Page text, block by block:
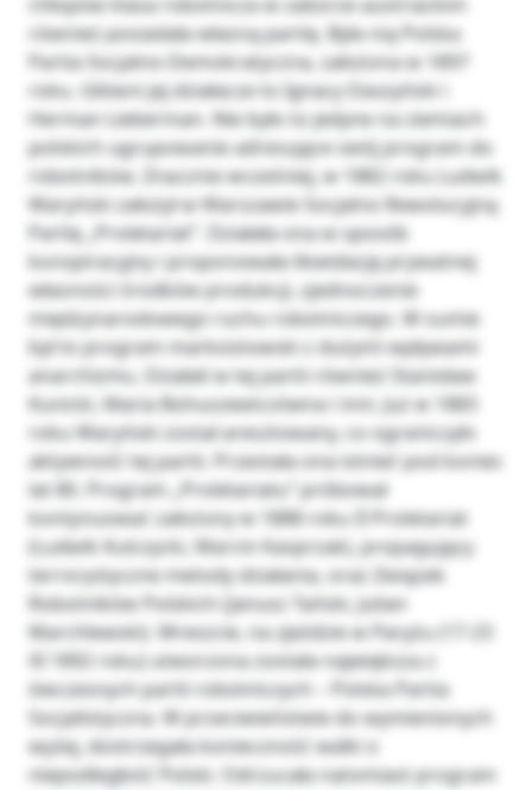
również posiadała własną partię. Była nią Polska
Partia Socjalno-Demokratyczna, założona w 1897
roku. Główni jej działacze to Ignacy Daszyński i
Herman Lieberman. Nie było to jedyne na ziemiach
polskich ugrupowanie adresujące swój program do
robotników. Znacznie wcześniej, w 1882 roku Ludwik
Waryński założył w Warszawie Socjalno Rewolucyjną
Partię „Proletariat”. Działała ona w sposób
konspiracyjny i proponowała likwidację prywatnej
własności środków produkcji, zjednoczenie
międzynarodowego ruchu robotniczego. W sumie
był to program marksistowski z dużymi wpływami
anarchizmu. Działali w tej partii również Stanisław
Kunicki, Maria Bohuszewiczówna i inni. Już w 1883
roku Waryński został aresztowany, co ograniczyło
aktywność tej partii. Przestała ona istnieć pod koniec
lat 80. Program „Proletariatu” próbował
kontynuować założony w 1888 roku II Proletariat
(Ludwik Kulczycki, Marcin Kasprzak), propagujący
terrorystyczne metody działania, oraz Związek
Robotników Polskich (Janusz Tański, Julian
Marchlewski). Wreszcie, na zjeździe w Paryżu (17-23
XI 1892 roku) utworzona została największa z
ówczesnych partii robotniczych – Polska Partia
Socjalistyczna. W przeciwieństwie do wymienionych
wyżej, dostrzegała konieczność walki o
niepodległość Polski. Odrzucała natomiast program